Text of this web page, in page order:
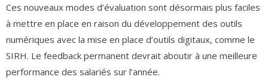
Ces nouveaux modes d’évaluation sont désormais plus faciles
à mettre en place en raison du développement des outils
numériques avec la mise en place d’outils digitaux, comme le
SIRH. Le feedback permanent devrait aboutir à une meilleure
performance des salariés sur l’année.